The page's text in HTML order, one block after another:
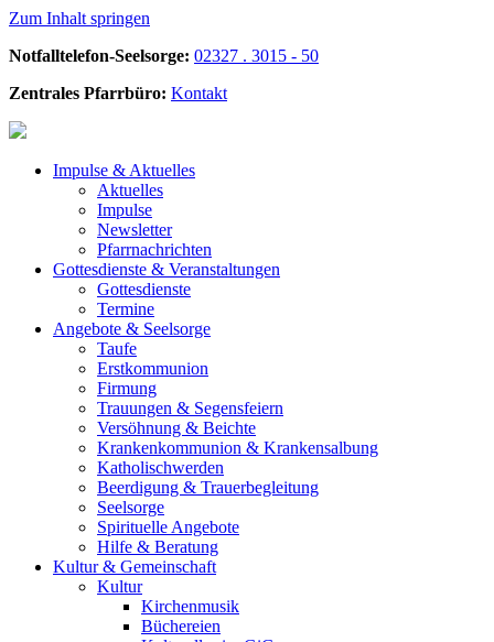
Zum Inhalt springen
Notfalltelefon-Seelsorge: 02327 . 3015 - 50
Zentrales Pfarrbüro: Kontakt
Impulse & Aktuelles
Aktuelles
Impulse
Newsletter
Pfarrnachrichten
Gottesdienste & Veranstaltungen
Gottesdienste
Termine
Angebote & Seelsorge
Taufe
Erstkommunion
Firmung
Trauungen & Segensfeiern
Versöhnung & Beichte
Krankenkommunion & Krankensalbung
Katholischwerden
Beerdigung & Trauerbegleitung
Seelsorge
Spirituelle Angebote
Hilfe & Beratung
Kultur & Gemeinschaft
Kultur
Kirchenmusik
Büchereien